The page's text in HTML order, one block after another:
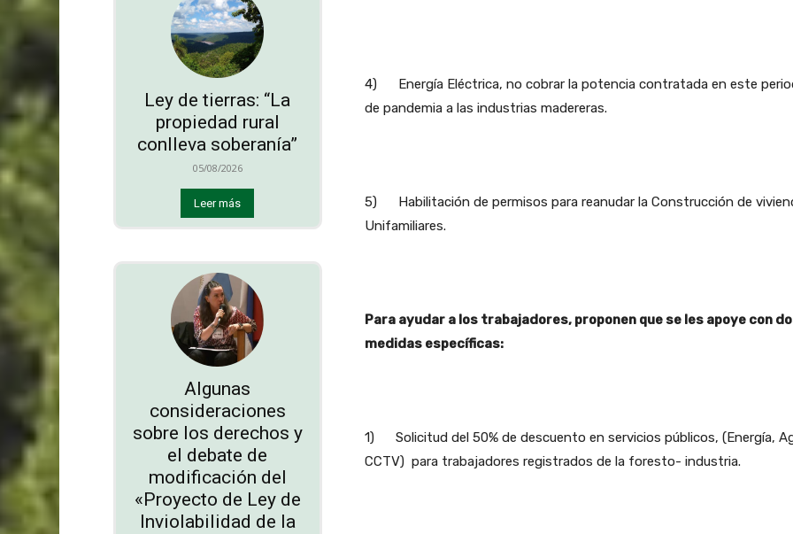
Ley de tierras: “La
propiedad rural
conlleva soberanía”
05/08/2026
Leer más
Algunas
consideraciones
sobre los derechos y
el debate de
modificación del
«Proyecto de Ley de
Inviolabilidad de la
4) Energía Eléctrica, no cobrar la potencia contratada en este
de pandemia a las industrias madereras.
5) Habilitación de permisos para reanudar la Construcción de
Unifamiliares.
Para ayudar a los trabajadores, proponen que se les apoye con
medidas específicas:
1) Solicitud del 50% de descuento en servicios públicos, (Energía,
CCTV) para trabajadores registrados de la foresto- industria.